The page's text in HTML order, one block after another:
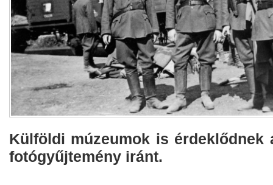
Külföldi múzeumok is érdeklődnek
fotógyűjtemény iránt.